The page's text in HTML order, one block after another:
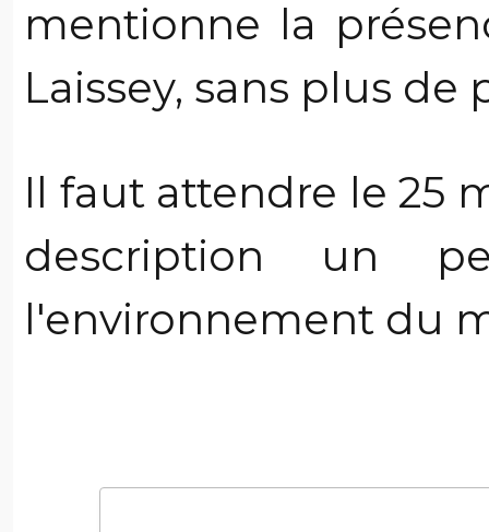
mentionne la
Laissey, sans plus de
Il faut attendre le 25
description un
l'environnement du